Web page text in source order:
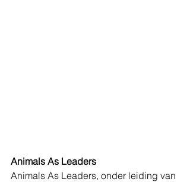
Animals As Leaders
Animals As Leaders, onder leiding van